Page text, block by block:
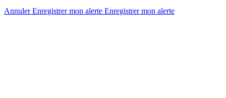
AnnulerEnregistrer mon alerte Enregistrermon alerte